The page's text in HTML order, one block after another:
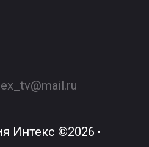
Интекс ©2026